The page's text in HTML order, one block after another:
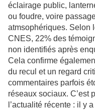
éclairage public,
ou foudre, voire
atmsophériques. Selon
CNES, 22% des
non identifiés après
Cela confirme
du recul et un regard
commentaires parfois
réseaux sociaux. C’est
l’actualité récente : il y